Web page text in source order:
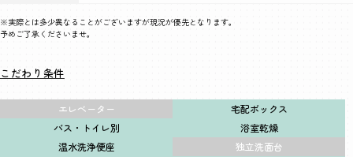
※実際とは多少異なることがございますが現況が優先となります。
予めご了承くださいませ。
こだわり条件
エレベーター
宅配ボックス
バス・トイレ別
浴室乾燥
温水洗浄便座
独立洗面台